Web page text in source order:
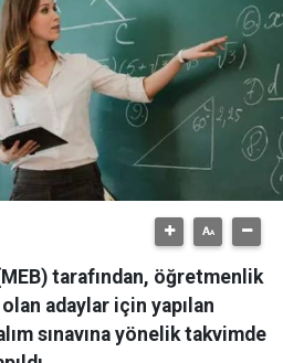
tarafından, öğretmenlik
adaylar için yapılan
sınavına yönelik takvimde